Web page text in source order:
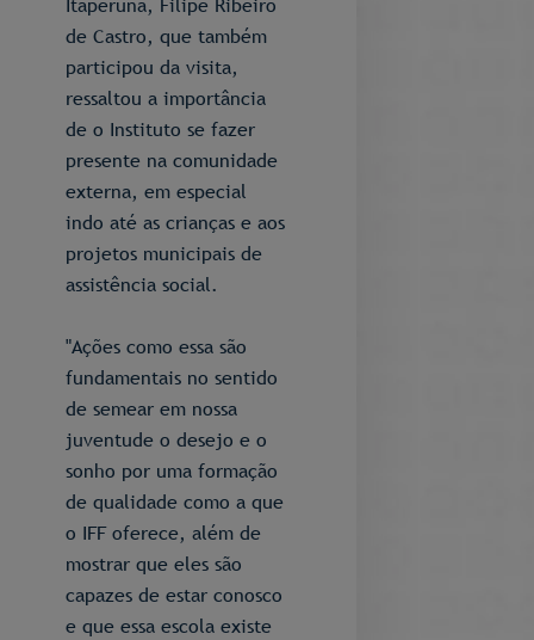
de Castro, que também
participou da visita,
ressaltou a importância
de o Instituto se fazer
presente na comunidade
externa, em especial
indo até as crianças e aos
projetos municipais de
assistência social.
"Ações como essa são
fundamentais no sentido
de semear em nossa
juventude o desejo e o
sonho por uma formação
de qualidade como a que
o IFF oferece, além de
mostrar que eles são
capazes de estar conosco
e que essa escola existe